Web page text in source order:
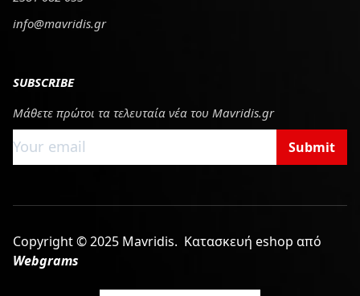
info@mavridis.gr
SUBSCRIBE
Μάθετε πρώτοι τα τελευταία νέα του Mavridis.gr
Submit
Copyright © 2025 Mavridis. Κατασκευή eshop από
Webgrams